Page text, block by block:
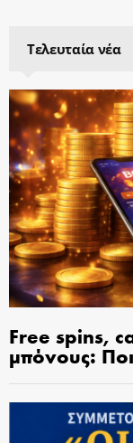
Τελευταία νέα
Free spins,
μπόνους: